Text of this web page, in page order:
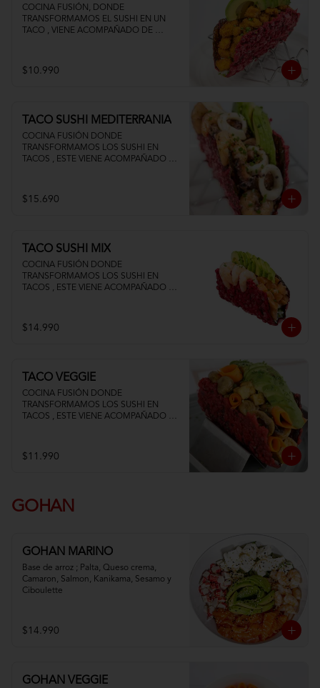
COCINA FUSIÓN, DONDE
TRANSFORMAMOS EL SUSHI EN UN
TACO , VIENE ACOMPAÑADO DE
$10.990
TACO SUSHI MEDITERRANIA
COCINA FUSIÓN DONDE
TRANSFORMAMOS LOS SUSHI EN
TACOS , ESTE VIENE ACOMPAÑADO DE
$15.690
TACO SUSHI MIX
COCINA FUSIÓN DONDE
TRANSFORMAMOS LOS SUSHI EN
TACOS , ESTE VIENE ACOMPAÑADO DE
$14.990
TACO VEGGIE
COCINA FUSIÓN DONDE
TRANSFORMAMOS LOS SUSHI EN
TACOS , ESTE VIENE ACOMPAÑADO DE
$11.990
GOHAN
GOHAN MARINO
Base de arroz ; Palta, Queso crema,
Camaron, Salmon, Kanikama, Sesamo y
Ciboulette
$14.990
GOHAN VEGGIE